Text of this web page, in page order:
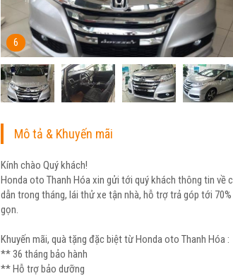
6
Mô tả & Khuyến mãi
Kính chào Quý khách!
Honda oto Thanh Hóa xin gửi tới quý khách thông tin về
dẫn trong tháng, lái thử xe tận nhà, hỗ trợ trả góp tới
gọn.
Khuyến mãi, quà tặng đặc biệt từ Honda oto Thanh Hóa :
** 36 tháng bảo hành
** Hỗ trợ bảo dưỡng